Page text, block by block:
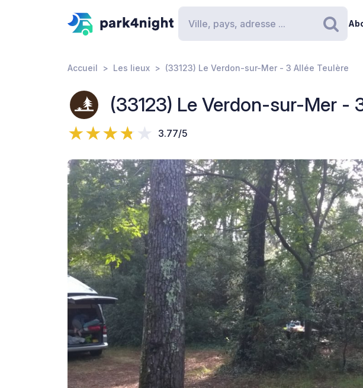
Accueil Les lieux (33123) Le Verdon-sur-Mer - 3 Allée Teulère
(33123) Le Verdon-sur-Mer -
3.77/5